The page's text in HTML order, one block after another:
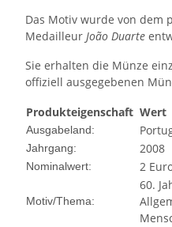
Das Motiv wurde von dem
Medailleur João Duarte
Sie erhalten die Münze
offiziell ausgegebenen
Produkteigenschaft Wert
Ausgabeland:
Jahrgang: 2008
Nominalwert: 2
Motiv/Thema:
60.